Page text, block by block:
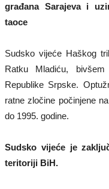
građana Sarajeva i
taoce
Sudsko vijeće Haškog
Ratku Mladiću,
Republike Srpske.
ratne zločine počinjene
do 1995. godine.
Sudsko vijeće je
teritoriji BiH.